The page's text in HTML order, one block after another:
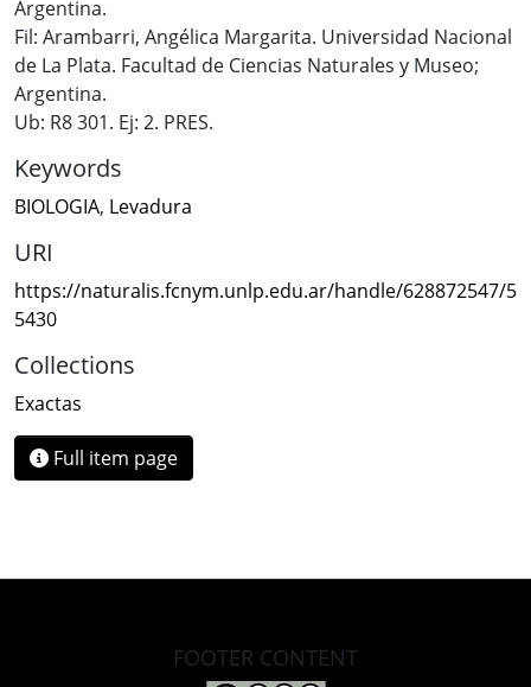
Argentina.
Fil: Arambarri, Angélica Margarita. Universidad Nacional
de La Plata. Facultad de Ciencias Naturales y Museo;
Argentina.
Ub: R8 301. Ej: 2. PRES.
Keywords
BIOLOGIA, Levadura
URI
https://naturalis.fcnym.unlp.edu.ar/handle/628872547/5
5430
Collections
Exactas
Full item page
FOOTER CONTENT